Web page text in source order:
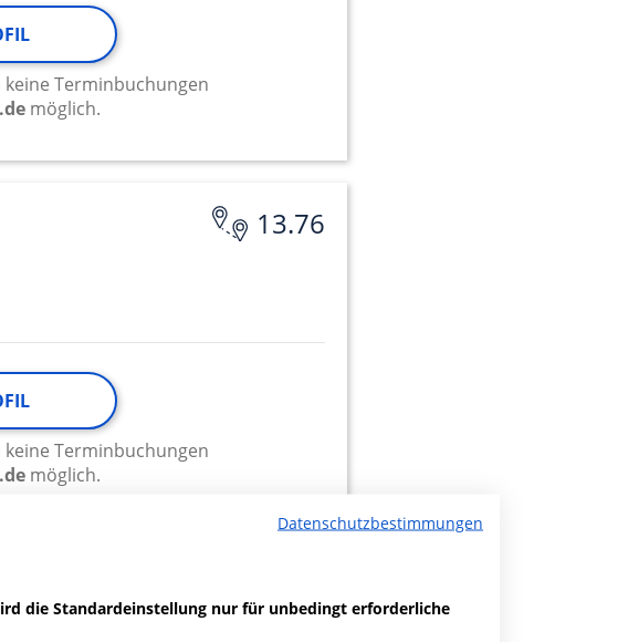
Terminbuchungen
möglich.
13.76
Terminbuchungen
möglich.
Datenschutzbestimmungen
die Standardeinstellung nur für unbedingt erforderliche